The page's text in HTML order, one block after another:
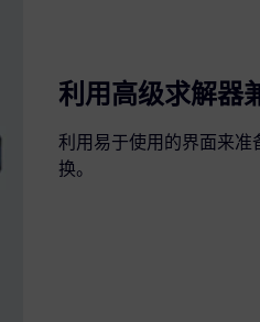
利用高级求解器
利用易于使用的界面来准
换。